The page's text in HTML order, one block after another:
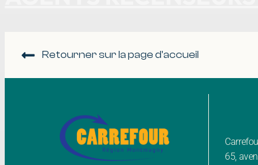
Retourner sur la page d'accueil
65,